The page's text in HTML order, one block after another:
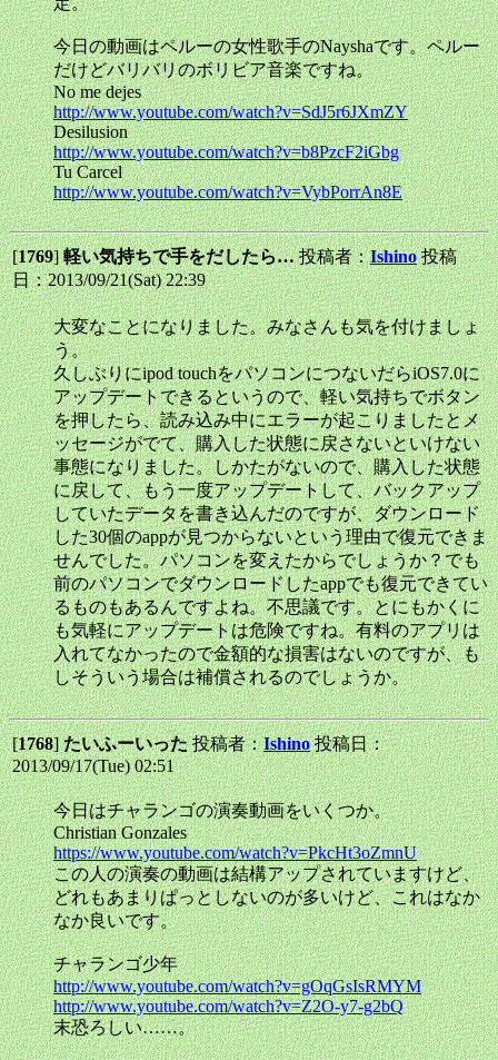
今日の動画はペルーの女性歌手のNayshaです。ペルー
だけどバリバリのボリビア音楽ですね。
No me dejes
http://www.youtube.com/watch?v=SdJ5r6JXmZY
Desilusion
http://www.youtube.com/watch?v=b8PzcF2iGbg
Tu Carcel
http://www.youtube.com/watch?v=VybPorrAn8E
[1769]軽い気持ちで手をだしたら…投稿者：Ishino 投稿
日：2013/09/21(Sat) 22:39
大変なことになりました。みなさんも気を付けましょ
う。
久しぶりにipod touchをパソコンにつないだらiOS7.0に
アップデートできるというので、軽い気持ちでボタン
を押したら、読み込み中にエラーが起こりましたとメ
ッセージがでて、購入した状態に戻さないといけない
事態になりました。しかたがないので、購入した状態
に戻して、もう一度アップデートして、バックアップ
していたデータを書き込んだのですが、ダウンロード
した30個のappが見つからないという理由で復元できま
せんでした。パソコンを変えたからでしょうか？でも
前のパソコンでダウンロードしたappでも復元できてい
るものもあるんですよね。不思議です。とにもかくに
も気軽にアップデートは危険ですね。有料のアプリは
入れてなかったので金額的な損害はないのですが、も
しそういう場合は補償されるのでしょうか。
[1768]たいふーいった投稿者：Ishino 投稿日：
2013/09/17(Tue) 02:51
今日はチャランゴの演奏動画をいくつか。
Christian Gonzales
https://www.youtube.com/watch?v=PkcHt3oZmnU
この人の演奏の動画は結構アップされていますけど、
どれもあまりぱっとしないのが多いけど、これはなか
なか良いです。
チャランゴ少年
http://www.youtube.com/watch?v=gOqGsIsRMYM
http://www.youtube.com/watch?v=Z2O-y7-g2bQ
末恐ろしい……。